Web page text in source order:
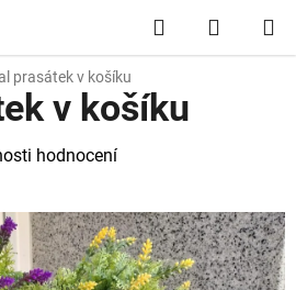
Hledat
KOŠÍK
prasátek v košíku
v košíku
hodnocení